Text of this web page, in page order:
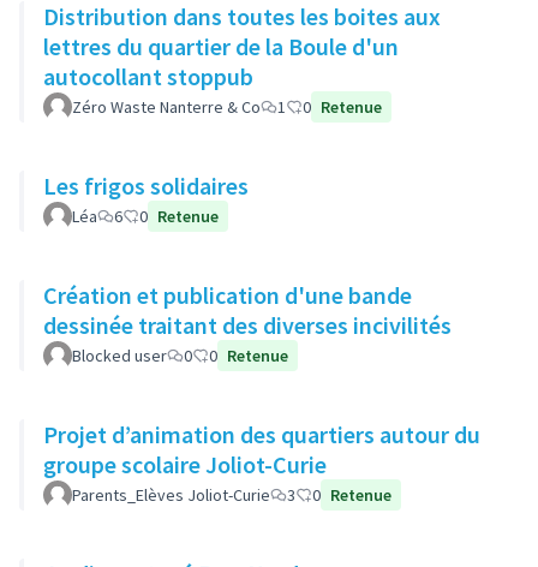
Distribution dans toutes les boites aux
lettres du quartier de la Boule d'un
autocollant stoppub
Zéro Waste Nanterre & Co 1 0 Retenue
Les frigos solidaires
Léa 6 0 Retenue
Création et publication d'une bande
dessinée traitant des diverses incivilités
Blocked user 0 0 Retenue
Projet d’animation des quartiers autour du
groupe scolaire Joliot-Curie
Parents_Elèves Joliot-Curie 3 0 Retenue